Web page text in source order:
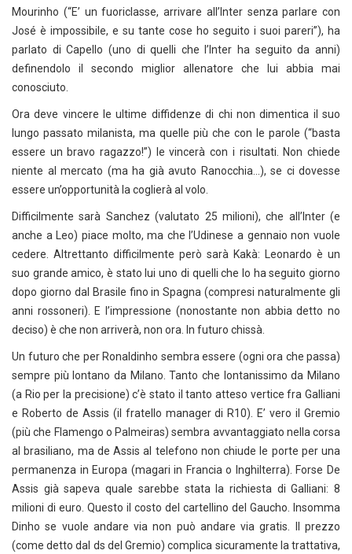
Mourinho (“E’ un fuoriclasse, arrivare all’Inter senza parlare con
José è impossibile, e su tante cose ho seguito i suoi pareri”), ha
parlato di Capello (uno di quelli che l’Inter ha seguito da anni)
definendolo il secondo miglior allenatore che lui abbia mai
conosciuto.
Ora deve vincere le ultime diffidenze di chi non dimentica il suo
lungo passato milanista, ma quelle più che con le parole (“basta
essere un bravo ragazzo!”) le vincerà con i risultati. Non chiede
niente al mercato (ma ha già avuto Ranocchia…), se ci dovesse
essere un’opportunità la coglierà al volo.
Difficilmente sarà Sanchez (valutato 25 milioni), che all’Inter (e
anche a Leo) piace molto, ma che l’Udinese a gennaio non vuole
cedere. Altrettanto difficilmente però sarà Kakà: Leonardo è un
suo grande amico, è stato lui uno di quelli che lo ha seguito giorno
dopo giorno dal Brasile fino in Spagna (compresi naturalmente gli
anni rossoneri). E l’impressione (nonostante non abbia detto no
deciso) è che non arriverà, non ora. In futuro chissà.
Un futuro che per Ronaldinho sembra essere (ogni ora che passa)
sempre più lontano da Milano. Tanto che lontanissimo da Milano
(a Rio per la precisione) c’è stato il tanto atteso vertice fra Galliani
e Roberto de Assis (il fratello manager di R10). E’ vero il Gremio
(più che Flamengo o Palmeiras) sembra avvantaggiato nella corsa
al brasiliano, ma de Assis al telefono non chiude le porte per una
permanenza in Europa (magari in Francia o Inghilterra). Forse De
Assis già sapeva quale sarebbe stata la richiesta di Galliani: 8
milioni di euro. Questo il costo del cartellino del Gaucho. Insomma
Dinho se vuole andare via non può andare via gratis. Il prezzo
(come detto dal ds del Gremio) complica sicuramente la trattativa,